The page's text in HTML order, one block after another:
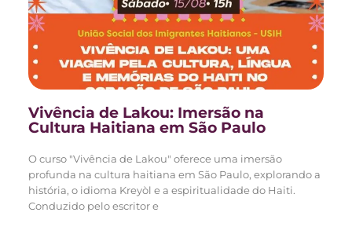
Vivência de Lakou: Imersão na
Cultura Haitiana em São Paulo
O curso "Vivência de Lakou" oferece uma imersão
profunda na cultura haitiana em São Paulo, explorando a
história, o idioma Kreyòl e a espiritualidade do Haiti.
Conduzido pelo escritor e